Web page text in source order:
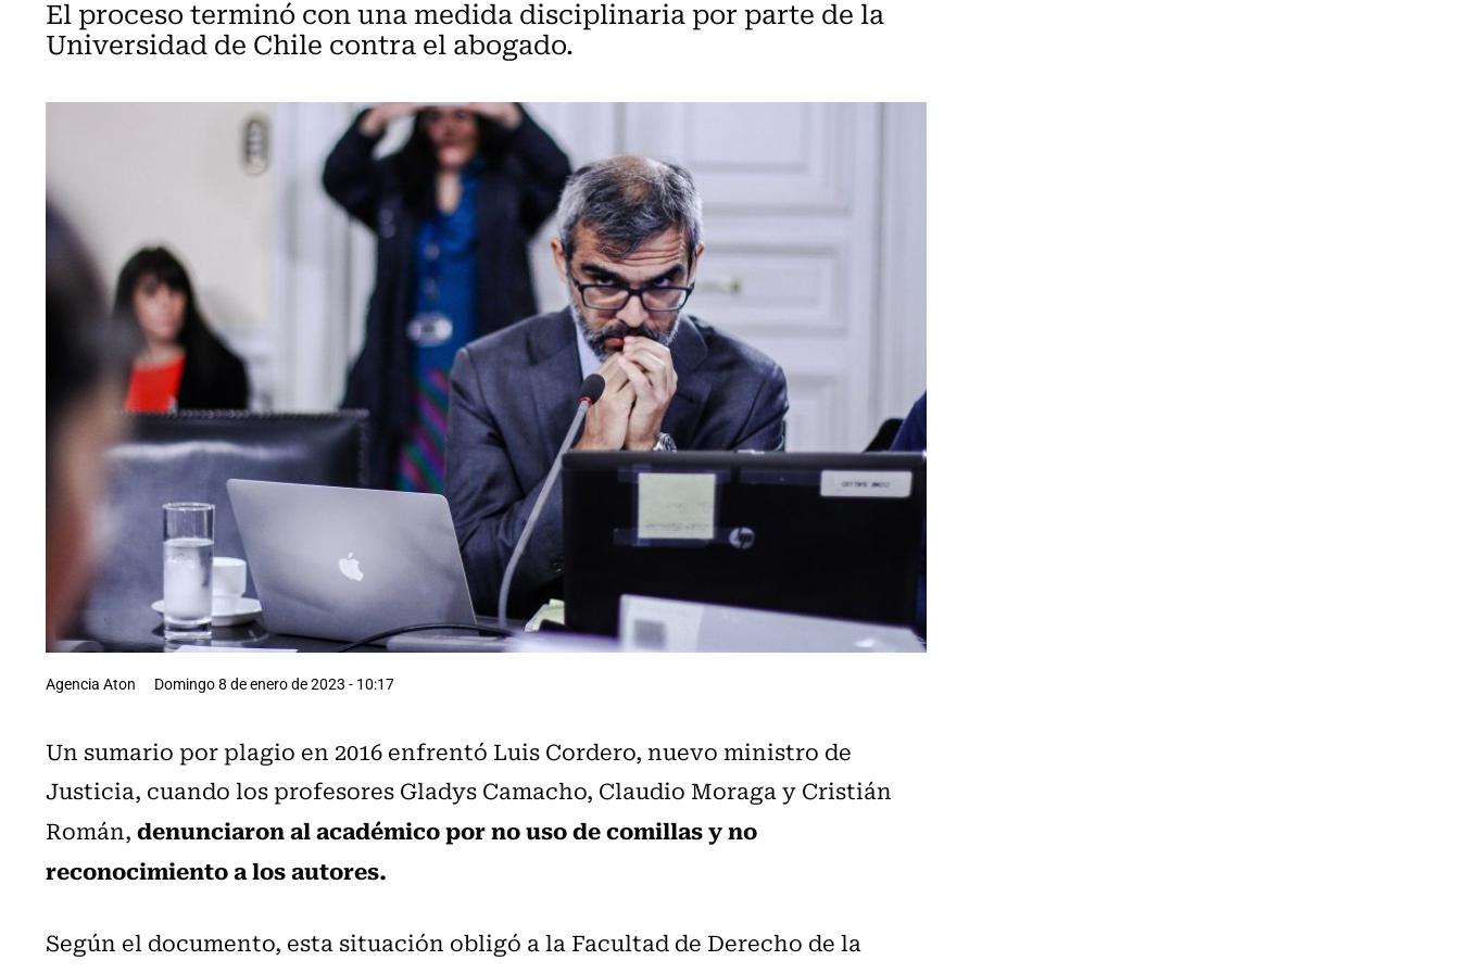
El proceso terminó con una medida disciplinaria por parte de la
Universidad de Chile contra el abogado.
Agencia Aton Domingo 8 de enero de 2023 - 10:17
Un sumario por plagio en 2016 enfrentó Luis Cordero, nuevo ministro de
Justicia, cuando los profesores Gladys Camacho, Claudio Moraga y Cristián
Román,denunciaron al académico por no uso de comillas y no
reconocimiento a los autores.
Según el documento, esta situación obligó a la Facultad de Derecho de la